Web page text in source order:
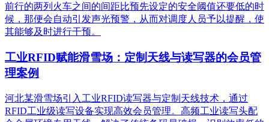
前行的两列火车之间的间距比预先设定的安全阈值还要低的时
候，那便会自动引发声光预警，从而对调度人员予以提醒，使
其能够及时进行干预。
工业RFID赋能滑雪场：定制天线与读写器的会员管
理案例
河北某滑雪场引入工业RFID读写器与定制天线技术，通过
RFID工业级读写设备实现高效会员管理。高频工业读写头配